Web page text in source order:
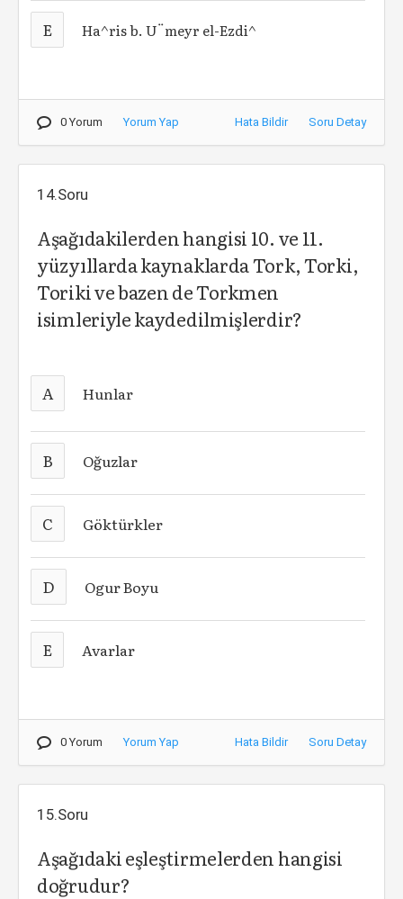
E Ha^ris b. U¨meyr el-Ezdi^
0 Yorum Yorum Yap Hata Bildir Soru Detay
14.Soru
Aşağıdakilerden hangisi 10. ve 11.
yüzyıllarda kaynaklarda Tork, Torki,
Toriki ve bazen de Torkmen
isimleriyle kaydedilmişlerdir?
A Hunlar
B Oğuzlar
C Göktürkler
D Ogur Boyu
E Avarlar
0 Yorum Yorum Yap Hata Bildir Soru Detay
15.Soru
Aşağıdaki eşleştirmelerden hangisi
doğrudur?